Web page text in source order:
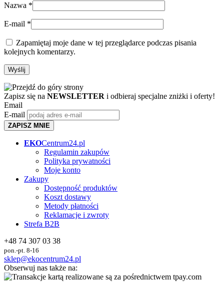
Nazwa *
E-mail *
Zapamiętaj moje dane w tej przeglądarce podczas pisania
kolejnych komentarzy.
Zapisz się na NEWSLETTER i odbieraj specjalne zniżki i oferty!
Email
E-mail
ZAPISZ MNIE
EKOCentrum24.pl
Regulamin zakupów
Polityka prywatności
Moje konto
Zakupy
Dostępność produktów
Koszt dostawy
Metody płatności
Reklamacje i zwroty
Strefa B2B
+48 74 307 03 38
pon.-pt. 8-16
sklep@ekocentrum24.pl
Obserwuj nas także na: